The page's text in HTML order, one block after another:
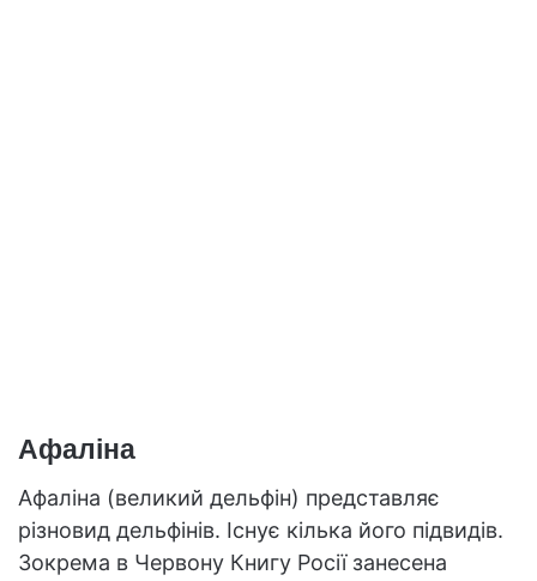
Афаліна
Афаліна (великий дельфін) представляє
різновид дельфінів. Існує кілька його підвидів.
Зокрема в Червону Книгу Росії занесена